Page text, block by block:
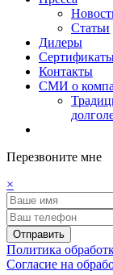
Статьи
Дилеры
Контакты
СМИ о
Перезвоните мне
×
Отправить
Политика
Согласие на